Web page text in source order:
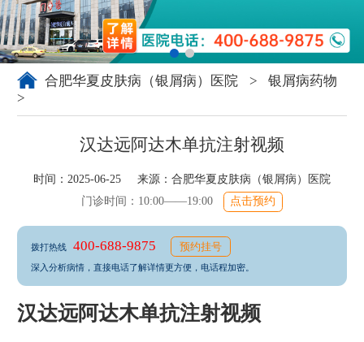
合肥华夏皮肤病（银屑病）医院 >
银屑病药物
>
汉达远阿达木单抗注射视频
时间：2025-06-25 来源： 合肥华夏皮肤病（银屑病）医院
门诊时间：10:00——19:00
点击预约
拨打热线 400-688-9875 预约挂号
深入分析病情，直接电话了解详情更方便，电话程加密。
汉达远阿达木单抗注射视频